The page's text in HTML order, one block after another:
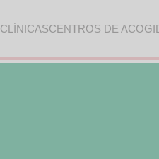
CLÍNICASCENTROS DE